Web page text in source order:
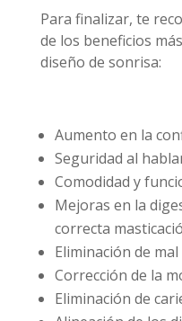
Para finalizar, te
de los beneficios
diseño de sonrisa:
Aumento en la
Seguridad al
Comodidad y
Mejoras en la
correcta
Eliminación de
Corrección de la
Eliminación de